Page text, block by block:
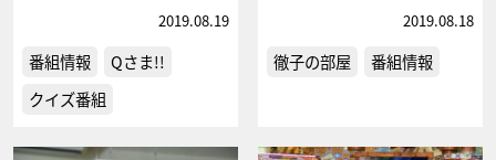
2019.08.19
番組情報
Qさま!!
クイズ番組
2019.08.18
徹子の部屋 番組情報